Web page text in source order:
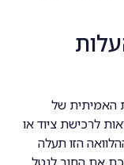
האמיתית של
לרכישת ציוד או
הזו תעלה